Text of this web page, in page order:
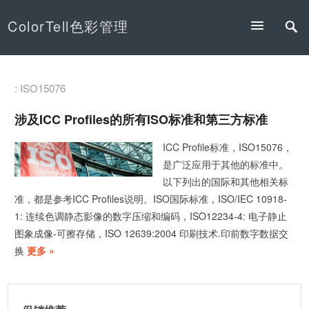
ColorTell色彩管理
: ISO15076
涉及ICC Profiles的所有ISO标准和第三方标准
ICC Profile标准，ISO15076，
是广泛应用于其他的标准中。
以下列出的国际和其他相关标
准，都是参考ICC Profiles说明。ISO国际标准，ISO/IEC 10918-
1: 连续色调静态影像的数字压缩和编码，ISO12234-4: 电子静止
图象成像-可擦存储，ISO 12639:2004 印刷技术.印前数字数据交
换 更多 »